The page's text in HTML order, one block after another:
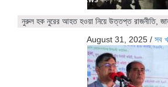
নুরুল হক নুরের আহত হওয়া নিয়ে উত্তপ্ত রাজনীতি,
August 31, 2025 / সব